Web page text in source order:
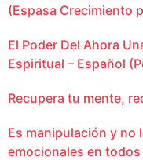
(Espasa Crecimiento
El Poder Del Ahora
Espiritual – Español
Recupera tu mente,
Es manipulación y no
emocionales en